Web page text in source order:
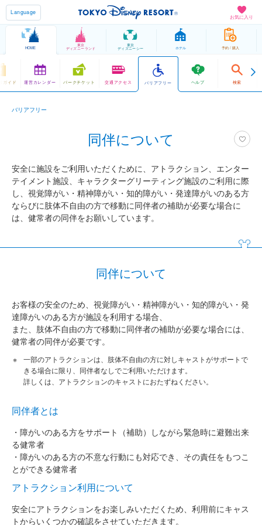
お気に入り
Language
HOME
東京
ディズニーランド
東京
ディズニーシー ホテル 予約 / 購入
ガイド 運営カレンダー パークチケット 交通アクセス バリアフリー ヘルプ 検索
バリアフリー
同伴について
安全に施設をご利用いただくために、アトラクション、エンター
テイメント施設、キャラクターグリーティング施設のご利用に際
し、視覚障がい・精神障がい・知的障がい・発達障がいのある方
ならびに肢体不自由の方で移動に同伴者の補助が必要な場合に
は、健常者の同伴をお願いしています。
同伴について
お客様の安全のため、視覚障がい・精神障がい・知的障がい・発
達障がいのある方が施設を利用する場合、
また、肢体不自由の方で移動に同伴者の補助が必要な場合には、
健常者の同伴が必要です。
一部のアトラクションは、肢体不自由の方に対しキャストがサポートで
きる場合に限り、同伴者なしでご利用いただけます。
詳しくは、アトラクションのキャストにおたずねください。
同伴者とは
・障がいのある方をサポート（補助）しながら緊急時に避難出来
る健常者
・障がいのある方の不意な行動にも対応でき、その責任をもつこ
とができる健常者
アトラクション利用について
安全にアトラクションをお楽しみいただくため、利用前にキャス
トからいくつかの確認をさせていただきます。